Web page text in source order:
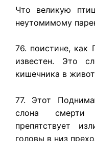
Что великую
неутомимому
76. поистине,
известен. Это
кишечника в
77. Этот
слона
препятствует
головы в низ